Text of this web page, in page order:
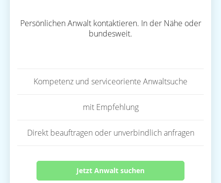
Persönlichen Anwalt kontaktieren. In der Nähe oder
bundesweit.
Kompetenz und serviceoriente Anwaltsuche
mit Empfehlung
Direkt beauftragen oder unverbindlich anfragen
Jetzt Anwalt suchen